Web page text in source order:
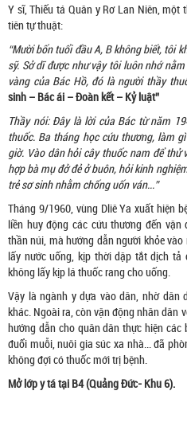
Y sĩ, Thiếu tá Quân y Rơ Lan Niên,
tiên tự thuật:
“Mười bốn tuổi đầu A, B không biết, tôi
sỹ. Sở dĩ được như vậy tôi luôn nhớ
vàng của Bác Hồ, đó là người thầy
sinh – Bác ái – Đoàn kết – Kỷ luật”
Thầy nói: Đây là lời của Bác từ năm
thuốc. Ba tháng học cứu thương, làm
giờ. Vào dân hỏi cây thuốc nam để thử
hợp bà mụ đở đẻ ở buôn, hỏi kinh
trẻ sơ sinh nhằm chống uốn ván...”
Tháng 9/1960, vùng Dliê Ya xuất hiện
liền huy động các cứu thương đến
thần núi, mà hướng dẫn người khỏe
lấy nước uống, kịp thời dập tắt dịch
không lấy kịp lá thuốc rang cho uống.
Vậy là ngành y dựa vào dân, nhờ dân
khác. Ngoài ra, còn vận động nhân dân
hướng dẫn cho quân dân thực hiện
đuổi muỗi, nuôi gia súc xa nhà... đã
không đợi có thuốc mới trị bệnh.
Mở lớp y tá tại B4 (Quảng Đức- Khu 6).